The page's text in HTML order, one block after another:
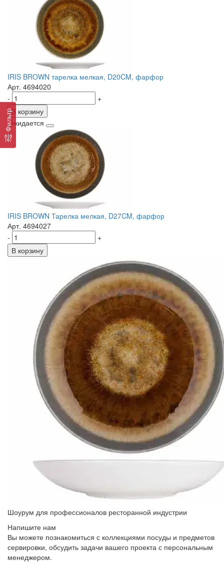
Фильтр
IRIS BROWN тарелка мелкая, D20CM, фарфор
Арт. 4694020
-
+
В корзину
Ожидается
IRIS BROWN Тарелка мелкая, D27CM, фарфор
Арт. 4694027
-
+
В корзину
Шоурум для профессионалов ресторанной индустрии
Напишите нам
Вы можете познакомиться с коллекциями посуды и предметов
сервировки, обсудить задачи вашего проекта с персональным
менеджером.